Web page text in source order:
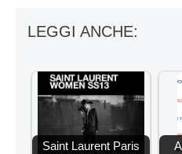
LEGGI ANCHE:
Saint Laurent Paris